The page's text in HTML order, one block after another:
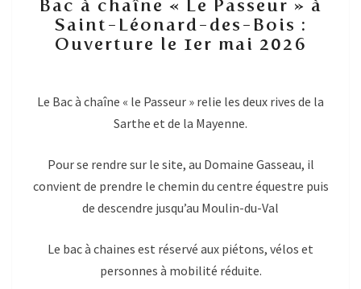
chaîne
« Le
Saint-
des-
:
Ouverture
le
2026
Bac à chaîne « Le Passeur » à
Saint-Léonard-des-Bois :
Ouverture le 1er mai 2026
Le Bac à chaîne « le Passeur » relie les deux rives de la
Sarthe et de la Mayenne.
Pour se rendre sur le site, au Domaine Gasseau, il
convient de prendre le chemin du centre équestre puis
de descendre jusqu’au Moulin-du-Val
Le bac à chaines est réservé aux piétons, vélos et
personnes à mobilité réduite.